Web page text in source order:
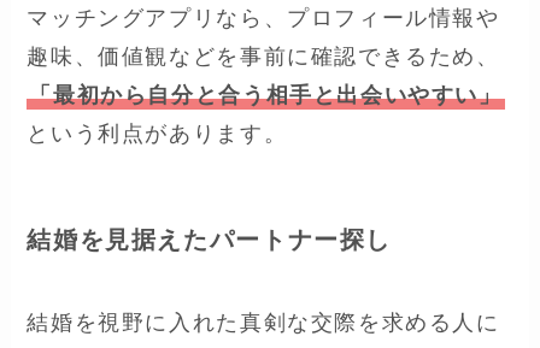
マッチングアプリなら、プロフィール情報や
趣味、価値観などを事前に確認できるため、
「最初から自分と合う相手と出会いやすい」
という利点があります。
結婚を見据えたパートナー探し
結婚を視野に入れた真剣な交際を求める人に